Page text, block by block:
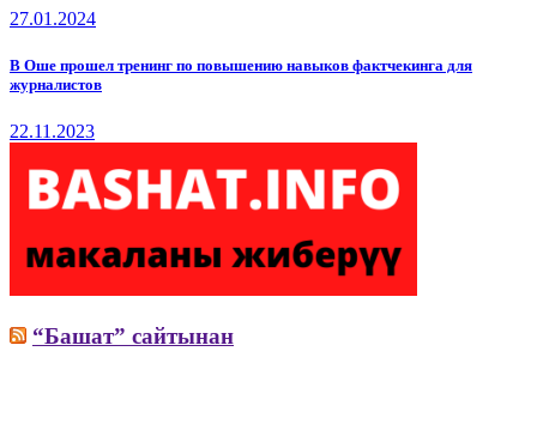
27.01.2024
В Оше прошел тренинг по повышению навыков фактчекинга для
журналистов
22.11.2023
“Башат” сайтынан